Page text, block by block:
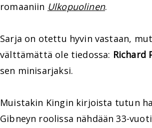
romaaniin Ulkopuolinen.
Sarja on otettu hyvin vastaan,
välttämättä ole tiedossa: Richard
sen minisarjaksi.
Muistakin Kingin kirjoista tutun
Gibneyn roolissa nähdään 33-